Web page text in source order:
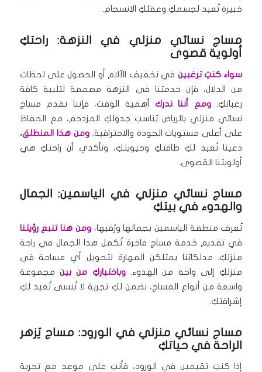
خبيرة تُعيد لجسمكِ وعقلكِ الانسجام.
مساج نسائي منزلي في النزهة: راحتكِ
أولوية قصوى
سواء كنتِ ترغبين في تخفيف الآلام أو الحصول على لحظات
من الدلال، فإن خدمتنا في النزهة مصممة لتلبية كافة
رغباتكِ.ومع أننا ندرك أهمية الوقت، فإننا نقدم مساج
نسائي منزلي بالرياض يُناسب جدولكِ المزدحم، مع الحفاظ
على أعلى مستويات الجودة والاحترافية.ومن هذا المنطلق،
دعينا نُعيد لكِ طاقتكِ وحيويتكِ، وتأكدي أن راحتكِ هي
أولويتنا القصوى.
مساج نسائي منزلي في الياسمين: الجمال
والهدوء في بيتكِ
تُعرف منطقة الياسمين بجمالها ورُقيها،ومن هنا تنبع رؤيتنا
في تقديم خدمة مساج فاخرة تُكمل هذا الجمال في راحة
منزلكِ. مدلكاتنا يمتلكن المهارة لتحويل أي مساحة في
منزلكِ إلى واحة من الهدوء.وباختياركِ من بين مجموعة
واسعة من أنواع المساج، نضمن لكِ تجربة لا تُنسى تُعيد لكِ
إشراقتكِ.
مساج نسائي منزلي في الورود: مساج يُزهر
الراحة في حياتكِ
إذا كنتِ تقيمين في الورود، فأنتِ على موعد مع تجربة